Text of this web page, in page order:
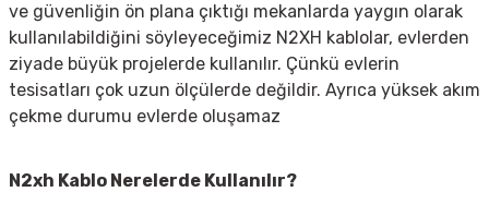
ve güvenliğin ön plana çıktığı mekanlarda yaygın olarak
kullanılabildiğini söyleyeceğimiz N2XH kablolar, evlerden
ziyade büyük projelerde kullanılır. Çünkü evlerin
tesisatları çok uzun ölçülerde değildir. Ayrıca yüksek akım
çekme durumu evlerde oluşamaz
N2xh Kablo Nerelerde Kullanılır?